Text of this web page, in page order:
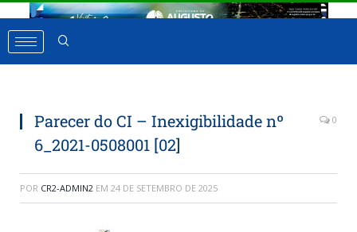
Parecer do CI – Inexigibilidade nº
6_2021-0508001 [02]
0
POR CR2-ADMIN2 EM 24 DE SETEMBRO DE 2025